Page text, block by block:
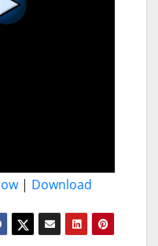
| Download